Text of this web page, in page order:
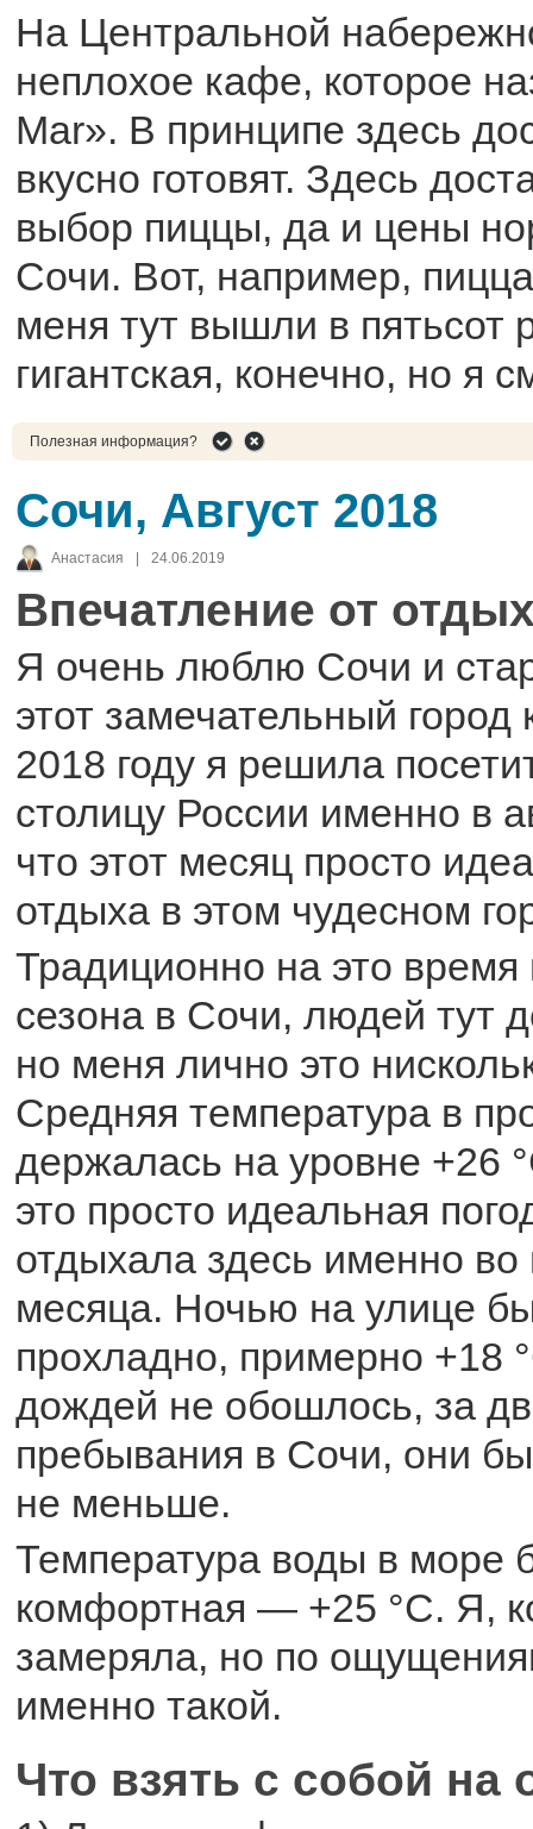
На Центральной
неплохое кафе, которое
Mar». В принципе здесь
вкусно готовят. Здесь
выбор пиццы, да и цены
Сочи. Вот, например,
меня тут вышли в пятьсот
гигантская, конечно, но я
Полезная информация?
Сочи, Август 2018
Анастасия | 24.06.2019
Впечатление от
Я очень люблю Сочи и
этот замечательный
2018 году я решила
столицу России именно в
что этот месяц просто
отдыха в этом чудесном
Традиционно на это время
сезона в Сочи, людей тут
но меня лично это
Средняя температура в
держалась на уровне +26
это просто идеальная
отдыхала здесь именно во
месяца. Ночью на улице
прохладно, примерно +18
дождей не обошлось, за
пребывания в Сочи, они
не меньше.
Температура воды в море
комфортная — +25 °С. Я,
замеряла, но по
именно такой.
Что взять с собой на